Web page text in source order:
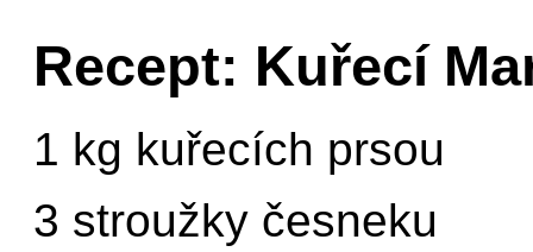
Recept: Kuřecí
1 kg kuřecích prsou
3 stroužky česneku